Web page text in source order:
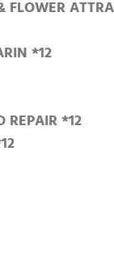
FLOWER
*12
REPAIR *12